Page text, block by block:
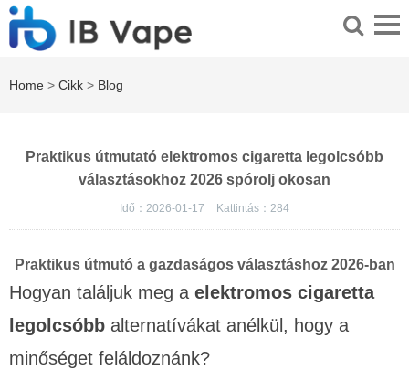
Home > Cikk > Blog
Praktikus útmutató elektromos cigaretta legolcsóbb
választásokhoz 2026 spórolj okosan
Idő：2026-01-17 Kattintás： 284
Praktikus útmutó a gazdaságos választáshoz 2026-ban
Hogyan találjuk meg a elektromos cigaretta
legolcsóbb alternatívákat anélkül, hogy a
minőséget feláldoznánk?